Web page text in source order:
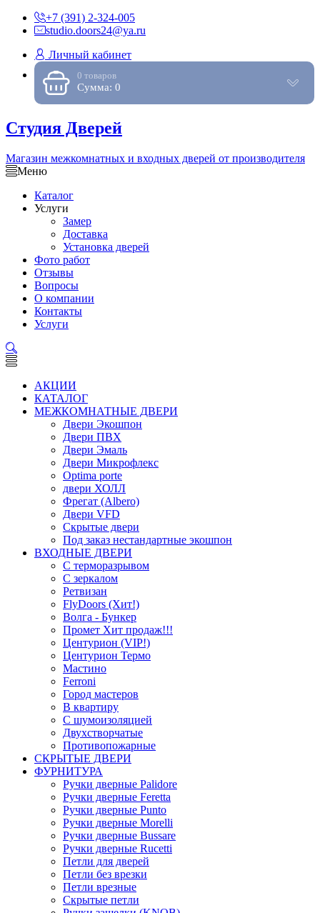
+7 (391) 2-324-005
studio.doors24@ya.ru
Личный кабинет
0 товаров
Сумма: 0
Студия Дверей
Магазин межкомнатных и входных дверей от производителя
Меню
Каталог
Услуги
Замер
Доставка
Установка дверей
Фото работ
Отзывы
Вопросы
О компании
Контакты
Услуги
АКЦИИ
КАТАЛОГ
МЕЖКОМНАТНЫЕ ДВЕРИ
Двери Экошпон
Двери ПВХ
Двери Эмаль
Двери Микрофлекс
Optima porte
двери ХОЛЛ
Фрегат (Albero)
Двери VFD
Скрытые двери
Под заказ нестандартные экошпон
ВХОДНЫЕ ДВЕРИ
С терморазрывом
С зеркалом
Ретвизан
FlyDoors (Хит!)
Волга - Бункер
Промет Хит продаж!!!
Центурион (VIP!)
Центурион Термо
Мастино
Ferroni
Город мастеров
В квартиру
С шумоизоляцией
Двухстворчатые
Противопожарные
СКРЫТЫЕ ДВЕРИ
ФУРНИТУРА
Ручки дверные Palidore
Ручки дверные Feretta
Ручки дверные Punto
Ручки дверные Morelli
Ручки дверные Bussare
Ручки дверные Rucetti
Петли для дверей
Петли без врезки
Петли врезные
Скрытые петли